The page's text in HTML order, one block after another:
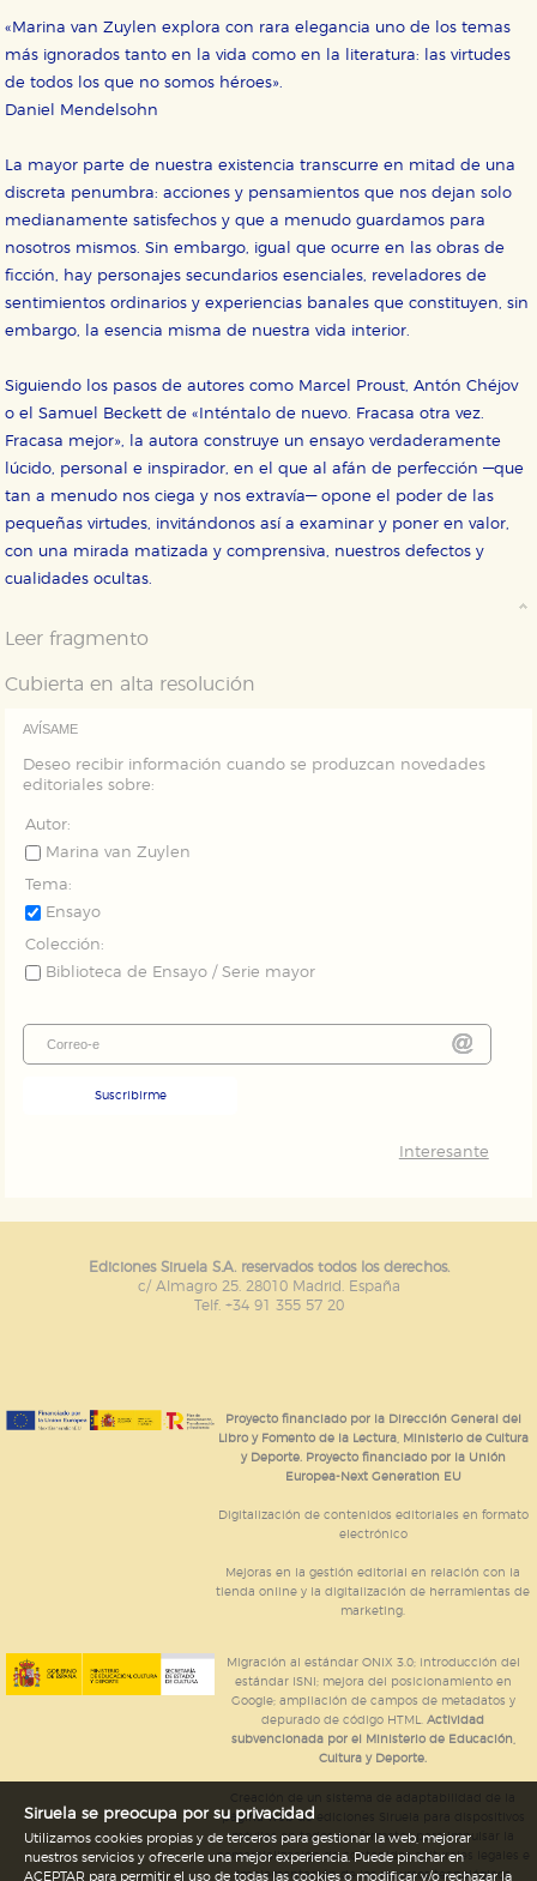
«Marina van Zuylen explora con rara elegancia uno de los temas
más ignorados tanto en la vida como en la literatura: las virtudes
de todos los que no somos héroes».
Daniel Mendelsohn
La mayor parte de nuestra existencia transcurre en mitad de una
discreta penumbra: acciones y pensamientos que nos dejan solo
medianamente satisfechos y que a menudo guardamos para
nosotros mismos. Sin embargo, igual que ocurre en las obras de
ficción, hay personajes secundarios esenciales, reveladores de
sentimientos ordinarios y experiencias banales que constituyen, sin
embargo, la esencia misma de nuestra vida interior.
Siguiendo los pasos de autores como Marcel Proust, Antón Chéjov
o el Samuel Beckett de «Inténtalo de nuevo. Fracasa otra vez.
Fracasa mejor», la autora construye un ensayo verdaderamente
lúcido, personal e inspirador, en el que al afán de perfección —que
tan a menudo nos ciega y nos extravía— opone el poder de las
pequeñas virtudes, invitándonos así a examinar y poner en valor,
con una mirada matizada y comprensiva, nuestros defectos y
cualidades ocultas.
Leer fragmento
Cubierta en alta resolución
AVÍSAME
Deseo recibir información cuando se produzcan novedades
editoriales sobre:
Autor:
Marina van Zuylen
Tema:
Ensayo
Colección:
Biblioteca de Ensayo / Serie mayor
Suscribirme
Interesante
Ediciones Siruela S.A. reservados todos los derechos.
c/ Almagro 25. 28010 Madrid. España
Telf. +34 91 355 57 20
Proyecto financiado por la Dirección General del
Libro y Fomento de la Lectura, Ministerio de Cultura
y Deporte. Proyecto financiado por la Unión
Europea-Next Generation EU
Digitalización de contenidos editoriales en formato
electrónico
Mejoras en la gestión editorial en relación con la
tienda online y la digitalización de herramientas de
marketing.
Migración al estándar ONIX 3.0; introducción del
estándar ISNI; mejora del posicionamiento en
Google; ampliación de campos de metadatos y
depurado de código HTML.Actividad
subvencionada por el Ministerio de Educación,
Cultura y Deporte.
página web de ediciones Siruela para dispositivos
móviles en todos sus formatos para impulsar la
comercialización de contenidos culturales legales e
implementación de los recursos tecnológicos
Siruela se preocupa por su privacidad
Utilizamos cookies propias y de terceros para gestionar la web, mejorar
nuestros servicios y ofrecerle una mejor experiencia. Puede pinchar en
ACEPTAR para permitir el uso de todas las cookies o modificar y/o rechazar la
CONFIGURACIÓN DE COOKIES
HABILITAR TODO
Cookies necesarias
Estas cookies son necesarias para que nuestro sitio
web funcione y no es posible deshabilitarlas desde
nuestro sistema. Es posible hacerlo desde el
navegador, pero en ese caso es posible que algunas
áreas de nuestra web dejen de funcionar
correctamente.
nuestro sitio web. Almacenan configuraciones de
servicios para que no tenga que reconfigurarlos cada
vez que nos visita. La información es agregada y, por lo
tanto, es anónima.
Cookies de publicidad y redes sociales
Estas cookies son gestionadas por nuestros socios
relevante para sus intereses en otros sitios. No
almacenan directamente información personal sino
navegador y dispositivo de internet.
GUARDAR CONFIGURACIÓN